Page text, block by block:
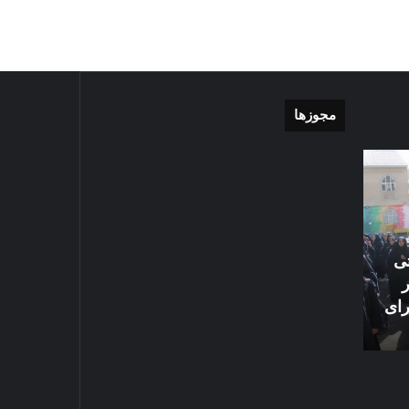
مجوزها